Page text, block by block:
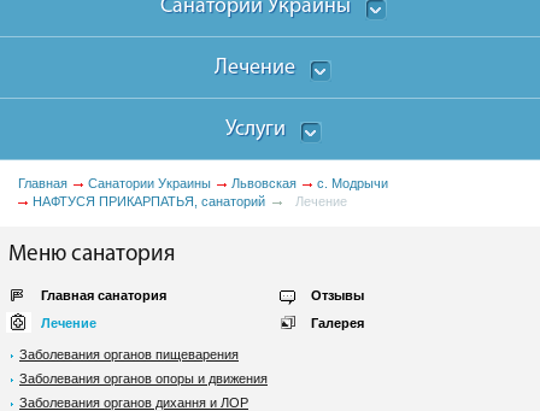
Санатории Украины
Лечение
Услуги
Главная Санатории Украины Львовская
с. Модрычи
НАФТУСЯ ПРИКАРПАТЬЯ, санаторий
Лечение
Меню санатория
Главная санатория
Отзывы
Лечение
Заболевания органов пищеварения
Заболевания органов опоры и движения
Заболевания органов дихання и ЛОР
Галерея